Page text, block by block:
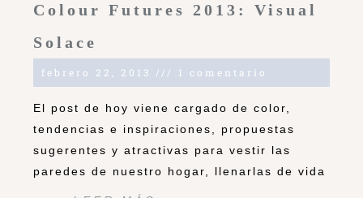
Colour Futures 2013: Visual
Solace
febrero 22, 2013 1 comentario
El post de hoy viene cargado de color,
tendencias e inspiraciones, propuestas
sugerentes y atractivas para vestir las
paredes de nuestro hogar, llenarlas de vida